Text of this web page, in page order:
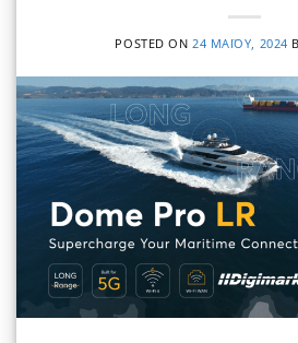
POSTED ON 24 ΜΑΪ́ΟΥ, 2024